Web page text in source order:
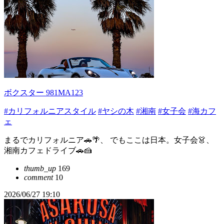
ボクスター 981MA123
#カリフォルニアスタイル #ヤシの木 #湘南 #女子会 #海カフ
ェ
まるでカリフォルニア🚗🌴、 でもここは日本。女子会👗、
湘南カフェドライブ🚗🍰
thumb_up 169
comment10
2026/06/27 19:10